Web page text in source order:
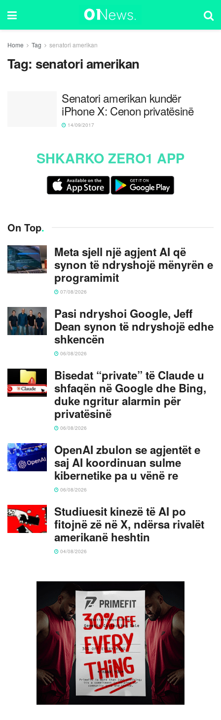
Home Tag senatori amerikan
Tag: senatori amerikan
Senatori amerikan kundër
iPhone X: Cenon privatësinë
14/09/2017
SHKARKO ZERO1 APP
On Top.
Meta sjell një agjent AI që
synon të ndryshojë mënyrën e
programimit
07/08/2026
Pasi ndryshoi Google, Jeff
Dean synon të ndryshojë edhe
shkencën
06/08/2026
Bisedat “private” të Claude u
shfaqën në Google dhe Bing,
duke ngritur alarmin për
privatësinë
06/08/2026
OpenAI zbulon se agjentët e
saj AI koordinuan sulme
kibernetike pa u vënë re
06/08/2026
Studiuesit kinezë të AI po
fitojnë zë në X, ndërsa rivalët
amerikanë heshtin
04/08/2026